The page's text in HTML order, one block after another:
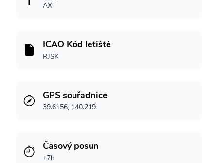
AXT
ICAO Kód letiště
RJSK
GPS souřadnice
39.6156, 140.219
Časový posun
+7h